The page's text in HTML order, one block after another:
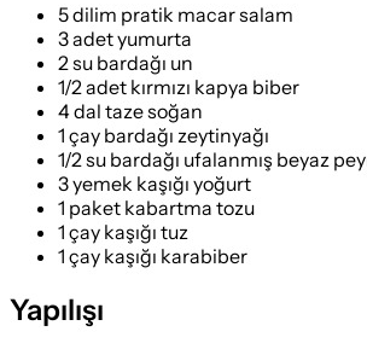
5 dilim pratik macar salam
3 adet yumurta
2 su bardağı un
1/2 adet kırmızı kapya biber
4 dal taze soğan
1 çay bardağı zeytinyağı
1/2 su bardağı ufalanmış beyaz
3 yemek kaşığı yoğurt
1 paket kabartma tozu
1 çay kaşığı tuz
1 çay kaşığı karabiber
Yapılışı